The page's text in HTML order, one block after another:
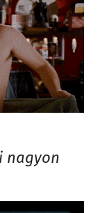
nagyon